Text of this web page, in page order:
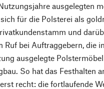
ausgelegten
für die Polsterei als
und
Ruf bei Auftraggebern, die
ausgelegte
So hat das Festhalten
recht: die fortlaufende